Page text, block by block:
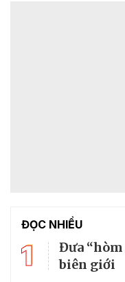
ĐỌC NHIỀU
1
Đưa
biên giới